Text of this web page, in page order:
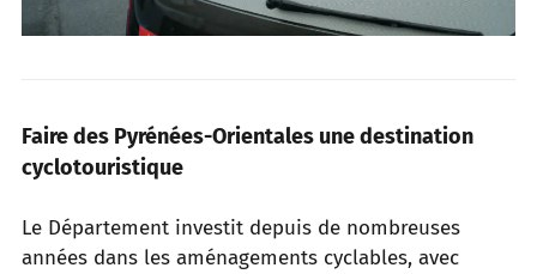
Faire des Pyrénées-Orientales une destination
cyclotouristique
Le Département investit depuis de nombreuses
années dans les aménagements cyclables, avec